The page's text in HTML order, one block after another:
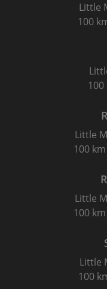
Little
100
Little
100
Little
100
Little
100